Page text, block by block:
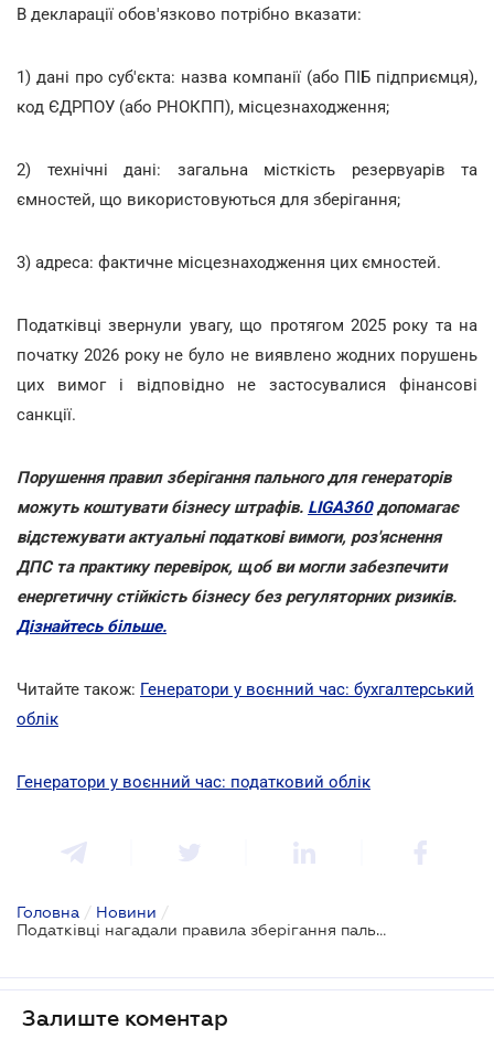
В декларації обов'язково потрібно вказати:
1) дані про суб'єкта: назва компанії (або ПІБ підприємця),
код ЄДРПОУ (або РНОКПП), місцезнаходження;
2) технічні дані: загальна місткість резервуарів та
ємностей, що використовуються для зберігання;
3) адреса: фактичне місцезнаходження цих ємностей.
Податківці звернули увагу, що протягом 2025 року та на
початку 2026 року не було не виявлено жодних порушень
цих вимог і відповідно не застосувалися фінансові
санкції.
Порушення правил зберігання пального для генераторів
можуть коштувати бізнесу штрафів. LIGA360допомагає
відстежувати актуальні податкові вимоги, роз'яснення
ДПС та практику перевірок, щоб ви могли забезпечити
енергетичну стійкість бізнесу без регуляторних ризиків.
Дізнайтесь більше.
Читайте також: Генератори у воєнний час: бухгалтерський
облік
Генератори у воєнний час: податковий облік
Головна / Новини /
Податківці нагадали правила зберігання пального для генераторів
Залиште коментар